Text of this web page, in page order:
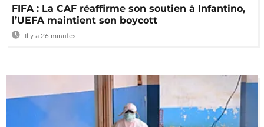
FIFA : La CAF réaffirme son soutien à Infantino,
l’UEFA maintient son boycott
Il y a 26 minutes